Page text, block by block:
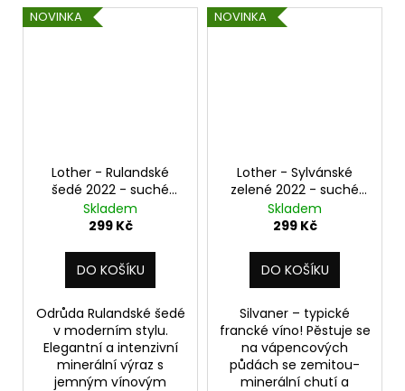
NOVINKA
Lother - Rulandské
šedé 2022 - suché
0,75 l
Skladem
299 Kč
DO KOŠÍKU
Odrůda Rulandské šedé
v moderním stylu.
Elegantní a intenzivní
minerální výraz s
jemným vínovým
NOVINKA
Lother - Sylvánské
zelené 2022 - suché
0,75 l
Skladem
299 Kč
DO KOŠÍKU
Silvaner – typické
francké víno! Pěstuje se
na vápencových
půdách se zemitou-
minerální chutí a